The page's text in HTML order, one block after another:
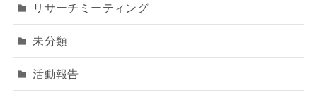
リサーチミーティング
未分類
活動報告